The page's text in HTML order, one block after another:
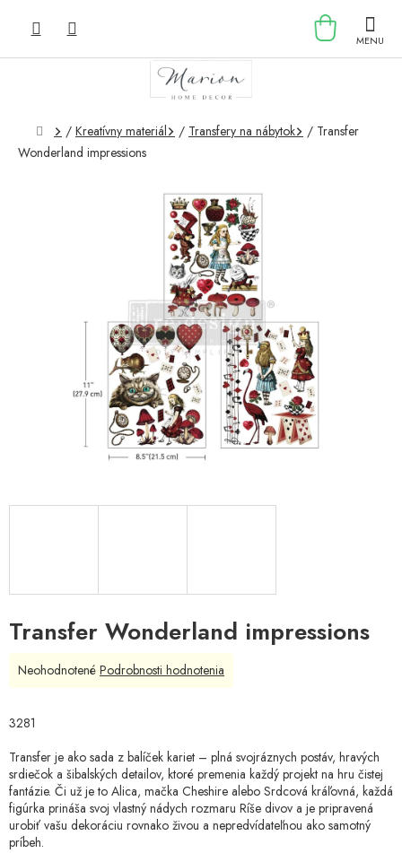
KOŠÍK
Domov
/ Kreatívny materiál / Transfery na nábytok / Transfer
Wonderland impressions
Transfer Wonderland impressions
3281
Transfer je ako sada z balíček kariet – plná svojráznych postáv, hravých
srdiečok a šibalských detailov, ktoré premenia každý projekt na hru čistej
fantázie. Či už je to Alica, mačka Cheshire alebo Srdcová kráľovná, každá
figúrka prináša svoj vlastný nádych rozmaru Ríše divov a je pripravená
urobiť vašu dekoráciu rovnako živou a nepredvídateľnou ako samotný
príbeh.
Priemerné
je
z
5
hviezdičiek.
Neohodnotené Podrobnosti hodnotenia